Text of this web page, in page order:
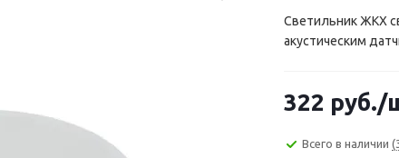
Светильник ЖКХ
акустическим
322 руб./
Всего в наличии